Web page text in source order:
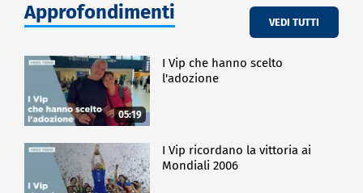
Approfondimenti VEDI TUTTI
05:19
I Vip che hanno scelto
l'adozione
I Vip ricordano la vittoria ai
Mondiali 2006